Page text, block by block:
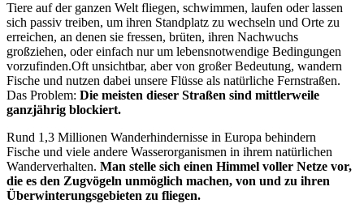
Tiere auf der ganzen Welt fliegen, schwimmen, laufen oder lassen
sich passiv treiben, um ihren Standplatz zu wechseln und Orte zu
erreichen, an denen sie fressen, brüten, ihren Nachwuchs
großziehen, oder einfach nur um lebensnotwendige Bedingungen
vorzufinden.Oft unsichtbar, aber von großer Bedeutung, wandern
Fische und nutzen dabei unsere Flüsse als natürliche Fernstraßen.
Das Problem: Die meisten dieser Straßen sind mittlerweile
ganzjährig blockiert.
Rund 1,3 Millionen Wanderhindernisse in Europa behindern
Fische und viele andere Wasserorganismen in ihrem natürlichen
Wanderverhalten. Man stelle sich einen Himmel voller Netze vor,
die es den Zugvögeln unmöglich machen, von und zu ihren
Überwinterungsgebieten zu fliegen.